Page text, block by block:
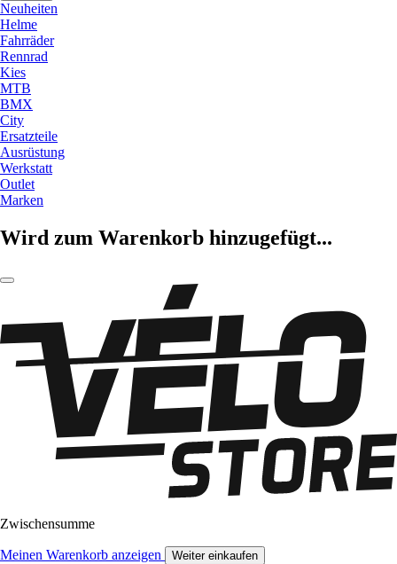
Neuheiten
Helme
Fahrräder
Rennrad
Kies
MTB
BMX
City
Ersatzteile
Ausrüstung
Werkstatt
Outlet
Marken
Wird zum Warenkorb hinzugefügt...
Zwischensumme
Meinen Warenkorb anzeigen Weiter einkaufen